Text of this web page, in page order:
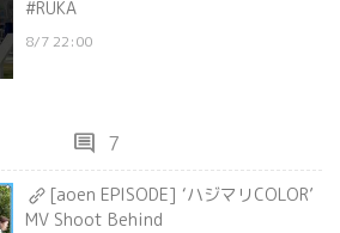
#RUKA
8/7 22:00
comment 7
[aoen EPISODE] ‘ハジマリCOLOR’
MV Shoot Behind